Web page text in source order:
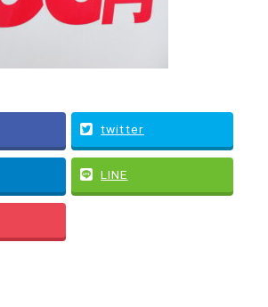
twitter
LINE